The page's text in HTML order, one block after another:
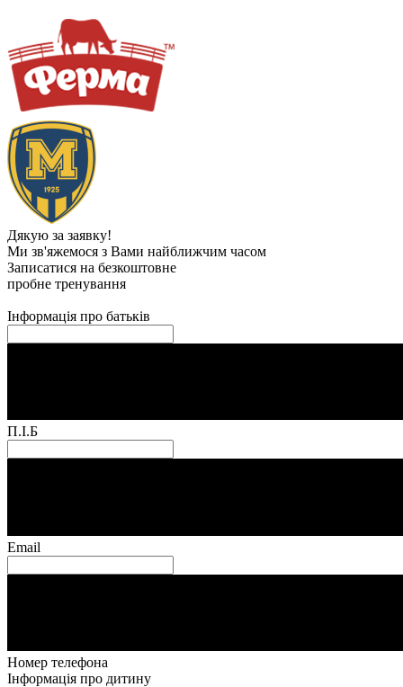
Дякую за заявку!
Ми зв'яжемося з Вами найближчим часом
Записатися на безкоштовне
пробне тренування
Інформація про батьків
П.І.Б
Email
Номер телефона
Інформація про дитину